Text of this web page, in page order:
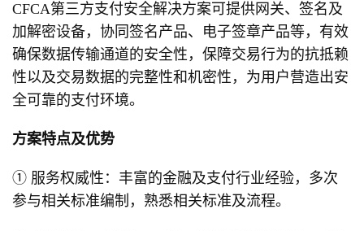
CFCA第三方支付安全解决方案可提供网关、签名及
加解密设备，协同签名产品、电子签章产品等，有效
确保数据传输通道的安全性，保障交易行为的抗抵赖
性以及交易数据的完整性和机密性，为用户营造出安
全可靠的支付环境。
方案特点及优势
① 服务权威性：丰富的金融及支付行业经验，多次
参与相关标准编制，熟悉相关标准及流程。